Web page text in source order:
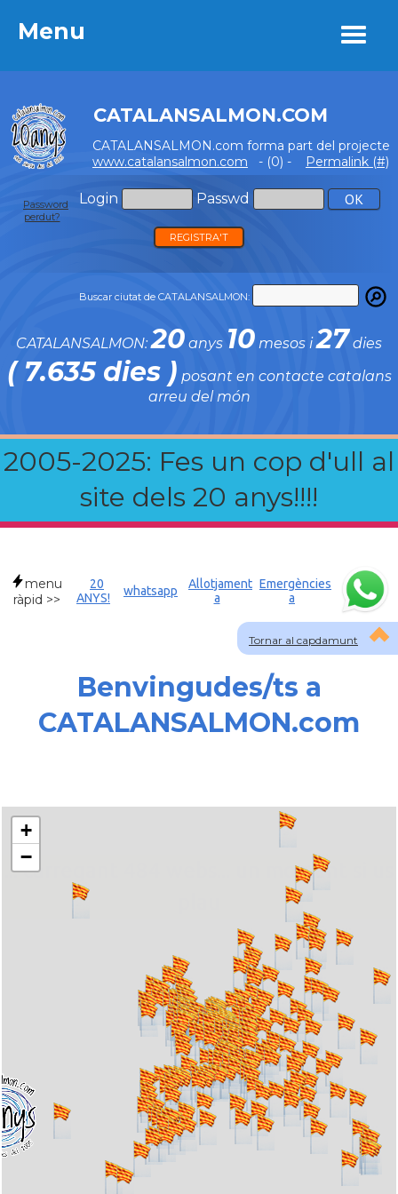
Menu
CATALANSALMON.COM
CATALANSALMON.com forma part del projecte
www.catalansalmon.com - (0) - Permalink (#)
Login Passwd
Password
perdut?
REGISTRA'T
Buscar ciutat de CATALANSALMON:
CATALANSALMON:20 anys 10 mesos i27 dies
( 7.635 dies ) posant en contacte catalans
arreu del món
2005-2025: Fes un cop d'ull al
site dels 20 anys!!!!
Menu
Tornar al capdamunt
menu
ràpid >>
20
ANYS!
whatsapp
Allotjament
a
Emergències
a
Benvingudes/ts a
CATALANSALMON.com
... carregant 484 webs... un moment si us
+
−